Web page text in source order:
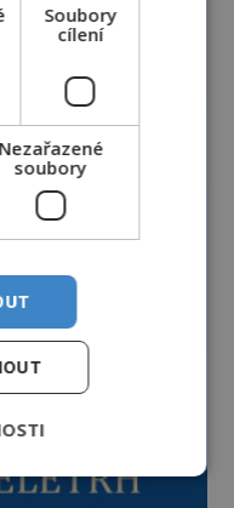
Soubory
cílení
Nezařazené
soubory